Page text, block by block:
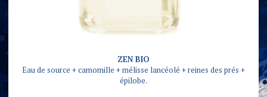
ZEN BIO
Eau de source + camomille + mélisse lancéolé + reines des prés +
épilobe.